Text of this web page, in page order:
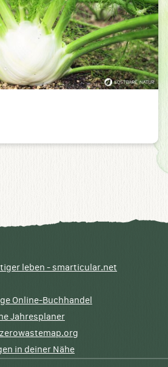
leben - smarticular.net
Online-Buchhandel
Jahresplaner
in deiner Nähe